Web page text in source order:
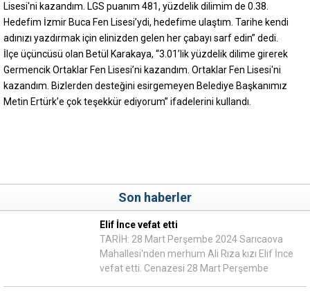
Lisesi'ni kazandım. LGS puanım 481, yüzdelik dilimim de 0.38.
Hedefim İzmir Buca Fen Lisesi’ydi, hedefime ulaştım. Tarihe kendi
adınızı yazdırmak için elinizden gelen her çabayı sarf edin” dedi.
İlçe üçüncüsü olan Betül Karakaya, “3.01’lik yüzdelik dilime girerek
Germencik Ortaklar Fen Lisesi’ni kazandım. Ortaklar Fen Lisesi'ni
kazandım. Bizlerden desteğini esirgemeyen Belediye Başkanımız
Metin Ertürk’e çok teşekkür ediyorum” ifadelerini kullandı.
Son haberler
Elif İnce vefat etti
TARİH: 28 Mart Perşembe 2024 Sarıcaova
Mahallesi'nden merhum Ali Rıza kızı Elif İnce
vefat etti. Cenazesi 28 Mart Perşembe